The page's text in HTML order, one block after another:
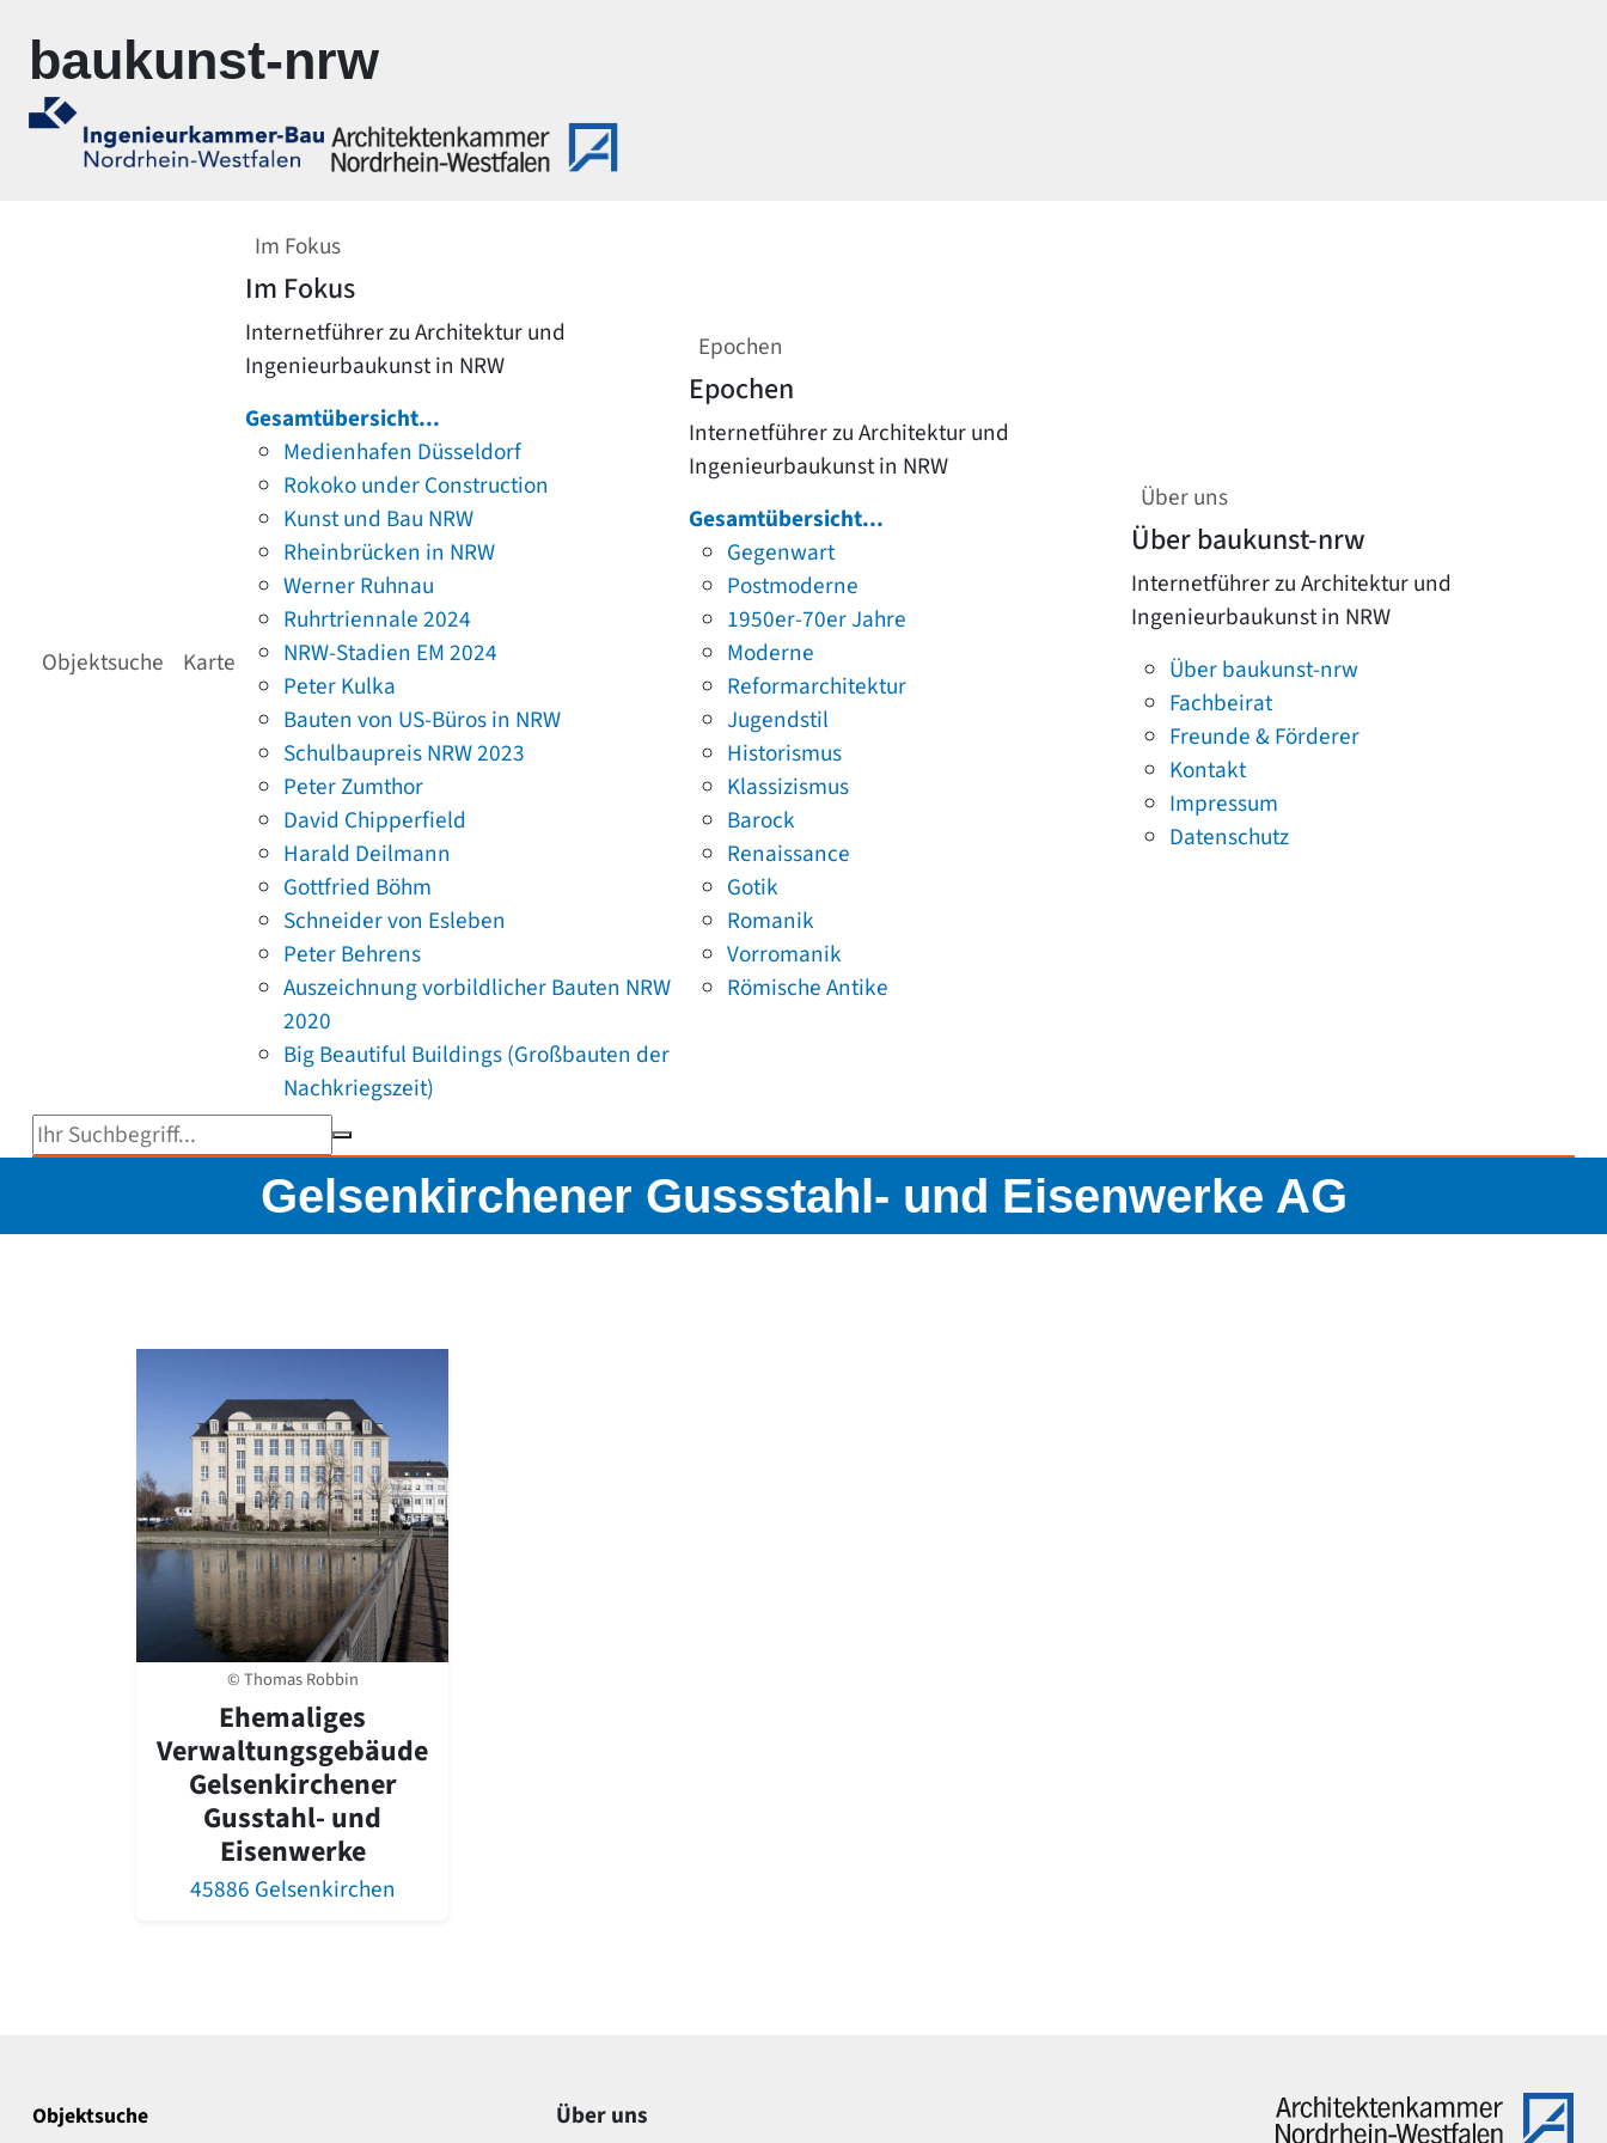
baukunst-nrw
Objektsuche Karte
Im Fokus
Im Fokus
Internetführer zu Architektur und
Ingenieurbaukunst in NRW
Gesamtübersicht...
Medienhafen Düsseldorf
Rokoko under Construction
Kunst und Bau NRW
Rheinbrücken in NRW
Werner Ruhnau
Ruhrtriennale 2024
NRW-Stadien EM 2024
Peter Kulka
Bauten von US-Büros in NRW
Schulbaupreis NRW 2023
Peter Zumthor
David Chipperfield
Harald Deilmann
Gottfried Böhm
Schneider von Esleben
Peter Behrens
Auszeichnung vorbildlicher Bauten NRW
2020
Big Beautiful Buildings (Großbauten der
Nachkriegszeit)
Epochen
Epochen
Internetführer zu Architektur und
Ingenieurbaukunst in NRW
Gesamtübersicht...
Gegenwart
Postmoderne
1950er-70er Jahre
Moderne
Reformarchitektur
Jugendstil
Historismus
Klassizismus
Barock
Renaissance
Gotik
Romanik
Vorromanik
Römische Antike
Über uns
Über baukunst-nrw
Internetführer zu Architektur und
Ingenieurbaukunst in NRW
Über baukunst-nrw
Fachbeirat
Freunde & Förderer
Kontakt
Impressum
Datenschutz
Suchbegriff eingeben
Gelsenkirchener Gussstahl- und Eisenwerke AG
© Thomas Robbin
Ehemaliges
Verwaltungsgebäude
Gelsenkirchener
Gusstahl- und
Eisenwerke
45886 Gelsenkirchen
Objektsuche Über uns